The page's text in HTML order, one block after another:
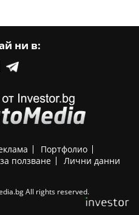
ни в:
Портфолио
ползване Лични данни
All rights reserved.